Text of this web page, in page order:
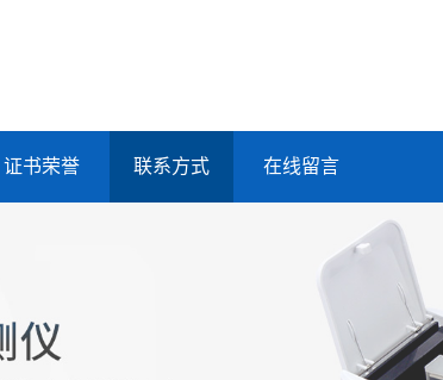
证书荣誉 联系方式 在线留言